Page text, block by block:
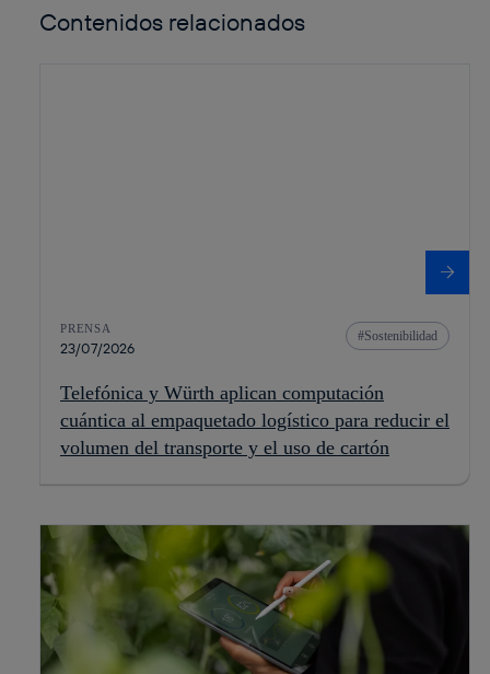
Contenidos relacionados
PRENSA
23/07/2026
Sostenibilidad
Telefónica y Würth aplican computación
cuántica al empaquetado logístico para reducir el
volumen del transporte y el uso de cartón